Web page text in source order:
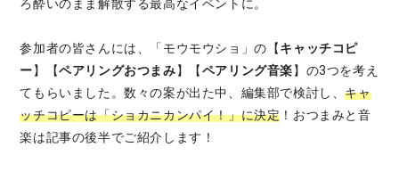
ろ酔いのまま解散する最高なイベントに。
参加者の皆さんには、「モウモウショ」の【キャッチコピ
ー】【ペアリングおつまみ】【ペアリング音楽】の3つを考え
てもらいました。数々の案が出た中、編集部で検討し、キャ
ッチコピーは「ショカニカンパイ！」に決定 ！おつまみと音
楽は記事の後半でご紹介します！